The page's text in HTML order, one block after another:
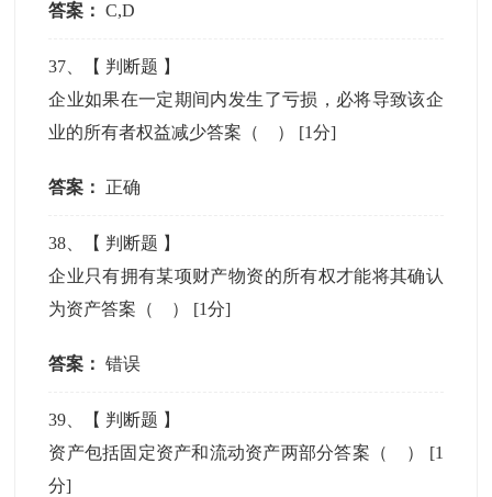
答案： C,D
37 、【 判断题 】
企业如果在一定期间内发生了亏损，必将导致该企
业的所有者权益减少答案（ ） [1分]
答案： 正确
38 、【 判断题 】
企业只有拥有某项财产物资的所有权才能将其确认
为资产答案（ ） [1分]
答案： 错误
39 、【 判断题 】
资产包括固定资产和流动资产两部分答案（ ） [1
分]